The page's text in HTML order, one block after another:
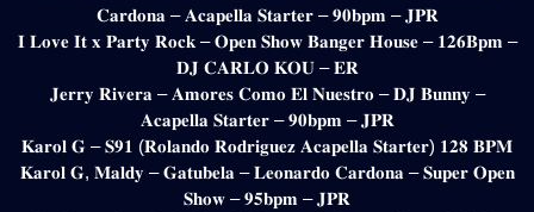
𝐂𝐚𝐫𝐝𝐨𝐧𝐚 – 𝐀𝐜𝐚𝐩𝐞𝐥𝐥𝐚 𝐒𝐭𝐚𝐫𝐭𝐞𝐫 – 𝟗𝟎𝐛𝐩𝐦 – 𝐉𝐏𝐑
𝐈 𝐋𝐨𝐯𝐞 𝐈𝐭 𝐱 𝐏𝐚𝐫𝐭𝐲 𝐑𝐨𝐜𝐤 – 𝐎𝐩𝐞𝐧 𝐒𝐡𝐨𝐰 𝐁𝐚𝐧𝐠𝐞𝐫 𝐇𝐨𝐮𝐬𝐞 – 𝟏𝟐𝟔𝐁𝐩𝐦 –
𝐃𝐉 𝐂𝐀𝐑𝐋𝐎 𝐊𝐎𝐔 – 𝐄𝐑
𝐉𝐞𝐫𝐫𝐲 𝐑𝐢𝐯𝐞𝐫𝐚 – 𝐀𝐦𝐨𝐫𝐞𝐬 𝐂𝐨𝐦𝐨 𝐄𝐥 𝐍𝐮𝐞𝐬𝐭𝐫𝐨 – 𝐃𝐉 𝐁𝐮𝐧𝐧𝐲 –
𝐀𝐜𝐚𝐩𝐞𝐥𝐥𝐚 𝐒𝐭𝐚𝐫𝐭𝐞𝐫 – 𝟗𝟎𝐛𝐩𝐦 – 𝐉𝐏𝐑
𝐊𝐚𝐫𝐨𝐥 𝐆 – 𝐒𝟗𝟏 (𝐑𝐨𝐥𝐚𝐧𝐝𝐨 𝐑𝐨𝐝𝐫𝐢𝐠𝐮𝐞𝐳 𝐀𝐜𝐚𝐩𝐞𝐥𝐥𝐚 𝐒𝐭𝐚𝐫𝐭𝐞𝐫) 𝟏𝟐𝟖 𝐁𝐏𝐌
𝐊𝐚𝐫𝐨𝐥 𝐆, 𝐌𝐚𝐥𝐝𝐲 – 𝐆𝐚𝐭𝐮𝐛𝐞𝐥𝐚 – 𝐋𝐞𝐨𝐧𝐚𝐫𝐝𝐨 𝐂𝐚𝐫𝐝𝐨𝐧𝐚 – 𝐒𝐮𝐩𝐞𝐫 𝐎𝐩𝐞𝐧
𝐒𝐡𝐨𝐰 – 𝟗𝟓𝐛𝐩𝐦 – 𝐉𝐏𝐑